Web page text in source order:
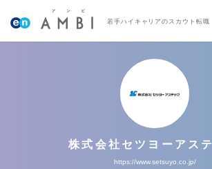
若手ハイキャリアのスカウト転職
株式会社セツヨーアス
https://www.setsuyo.co.jp/